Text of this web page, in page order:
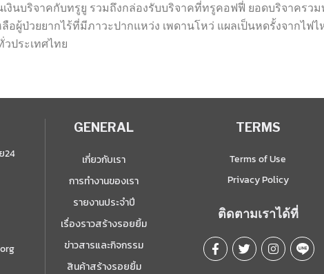
งินบริจาคกับทรูยู รวมถึงกล่องรับบริจาคที่ทรูคอฟฟี่ ยอดบริจาครวม
อผู้ป่วยยากไร้ที่มีภาวะปากแหว่ง เพดานโหว่ แผลเป็นหดรั้งจากไฟ
ประเทศไทย
24
GENERAL
เกี่ยวกับเรา
การทำงานของเรา
รายงานประจำปี
เรื่องราวสร้างรอยยิ้ม
ข่าวสารและกิจกรรม
สินค้าสร้างรอยยิ้ม
TERMS
Terms of Use
Privacy Policy
ติดตามเราได้ที่